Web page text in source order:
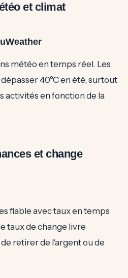
et climat
météo en temps réel. Les
40°C en été, surtout
activités en fonction de la
et change
fiable avec taux en temps
taux de change livre
retirer de l'argent ou de